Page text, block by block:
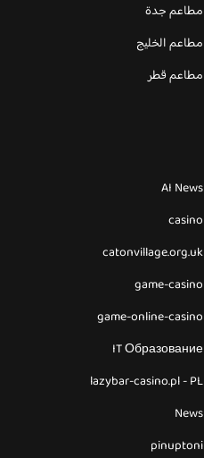
مطاعم جدة
مطاعم الخليج
مطاعم قطر
AI News
casino
catonvillage.org.uk
game-casino
game-online-casino
IT Образование
lazybar-casino.pl - PL
News
pinuptoni